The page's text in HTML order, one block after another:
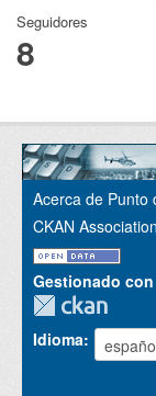
Seguidores
8
Acerca de Punto
CKAN Association
Gestionado con
Idioma